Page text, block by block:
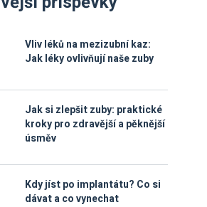
Vliv léků na mezizubní kaz:
Jak léky ovlivňují naše zuby
Jak si zlepšit zuby: praktické
kroky pro zdravější a pěknější
úsměv
Kdy jíst po implantátu? Co si
dávat a co vynechat